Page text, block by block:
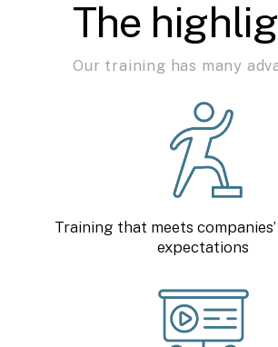
The
Our training has many
Training that meets
expectations